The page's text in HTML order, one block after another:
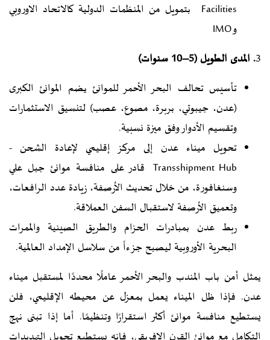
Facilities بتمويل من المنظمات الدولية كالاتحاد الاوروبي
وIMO
3. المدى الطويل (5–10 سنوات)
تأسيس تحالف البحر الأحمر للموانئ يضم الموانئ الكبرى
(عدن، جيبوتي، بربرة، مصوع، عصب) لتنسيق الاستثمارات
وتقسيم الأدوار وفق ميزة نسبية.
تحويل ميناء عدن إلى مركز إقليمي لإعادة الشحن -
Transshipment Hub قادر على منافسة موانئ جبل علي
وسنغافورة، من خلال تحديث الأرصفة، زيادة عدد الرافعات،
وتعميق الأرصفة لاستقبال السفن العملاقة.
ربط عدن بمبادرات الحزام والطريق الصينية والممرات
البحرية الأوروبية ليصبح جزءاً من سلاسل الإمداد العالمية.
يمثل أمن باب المندب والبحر الأحمر عاملًا محددًا لمستقبل ميناء
عدن. فإذا ظل الميناء يعمل بمعزل عن محيطه الإقليمي، فلن
يستطيع منافسة موانئ أكثر استقرارًا وتنظيمًا. أما إذا تبنى نهج